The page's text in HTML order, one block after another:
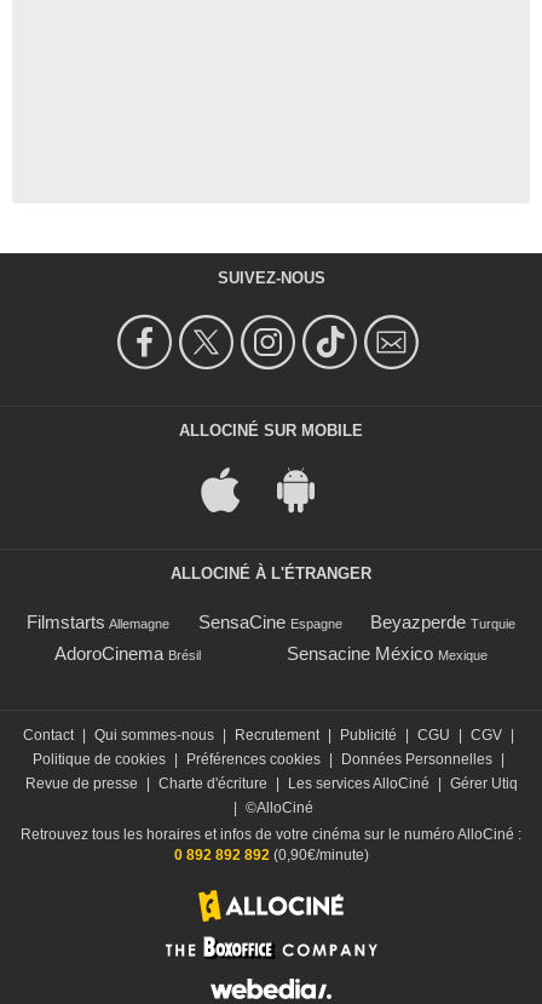
SUIVEZ-NOUS
ALLOCINÉ SUR MOBILE
ALLOCINÉ À L'ÉTRANGER
Filmstarts Allemagne SensaCine Espagne Beyazperde Turquie
AdoroCinema Brésil Sensacine México Mexique
Contact Qui sommes-nous Recrutement Publicité CGU CGV
Politique de cookies
Préférences cookies Données Personnelles
Revue de presse
Charte d'écriture Les services AlloCiné
Gérer Utiq
©AlloCiné
Retrouvez tous les horaires et infos de votre cinéma sur le numéro AlloCiné :
0 892 892 892(0,90€/minute)